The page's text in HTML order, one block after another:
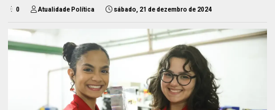
0 Atualidade Política sábado, 21 de dezembro de 2024